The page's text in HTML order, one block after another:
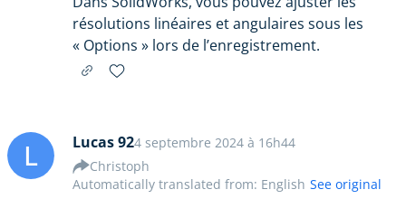
résolutions linéaires et angulaires sous les
« Options » lors de l’enregistrement.
L Lucas 924 septembre 2024 à 16h44
Christoph
Automatically translated from: English See original